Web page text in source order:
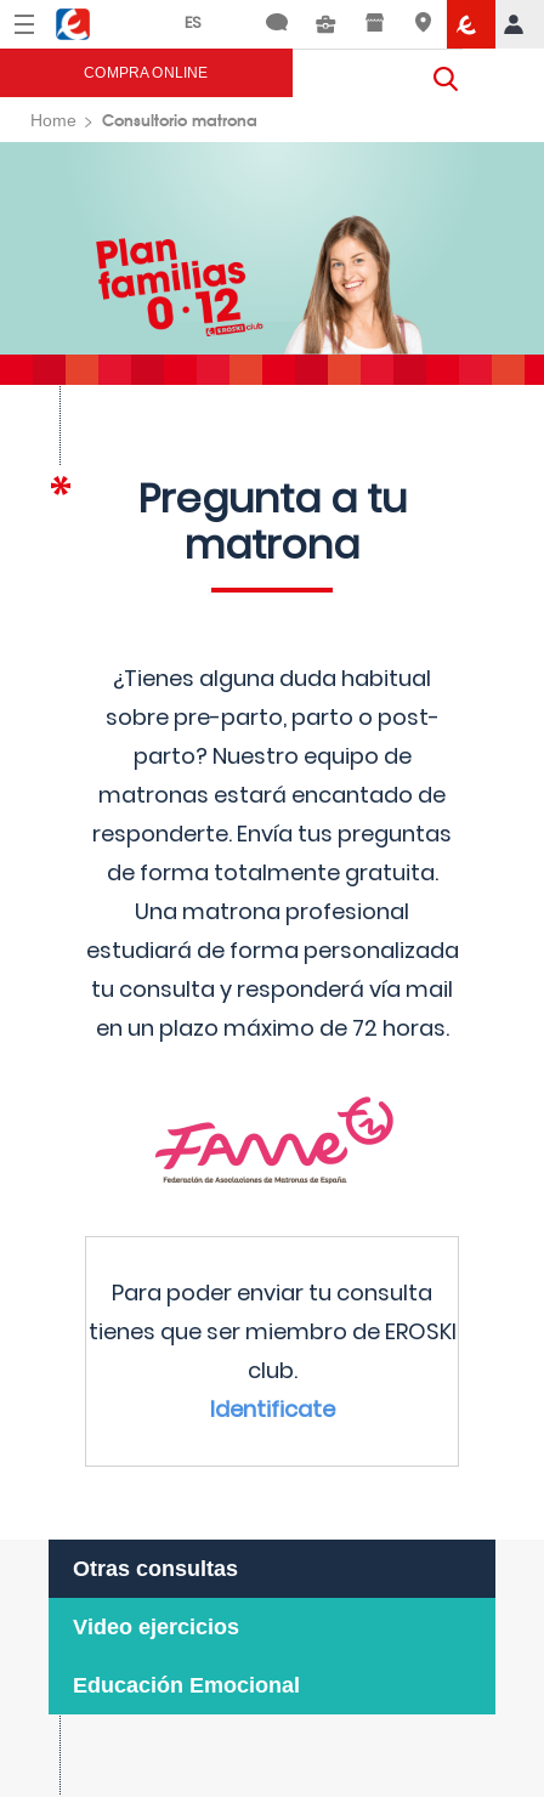
Menú Eroski
COMPRA ONLINE
Home Consultorio matrona
Pregunta a tu
matrona
¿Tienes alguna duda habitual
sobre pre-parto, parto o post-
parto? Nuestro equipo de
matronas estará encantado de
responderte. Envía tus preguntas
de forma totalmente gratuita.
Una matrona profesional
estudiará de forma personalizada
tu consulta y responderá vía mail
en un plazo máximo de 72 horas.
Para poder enviar tu consulta
tienes que ser miembro de EROSKI
club.
Identificate
Otras consultas
Video ejercicios
Educación Emocional